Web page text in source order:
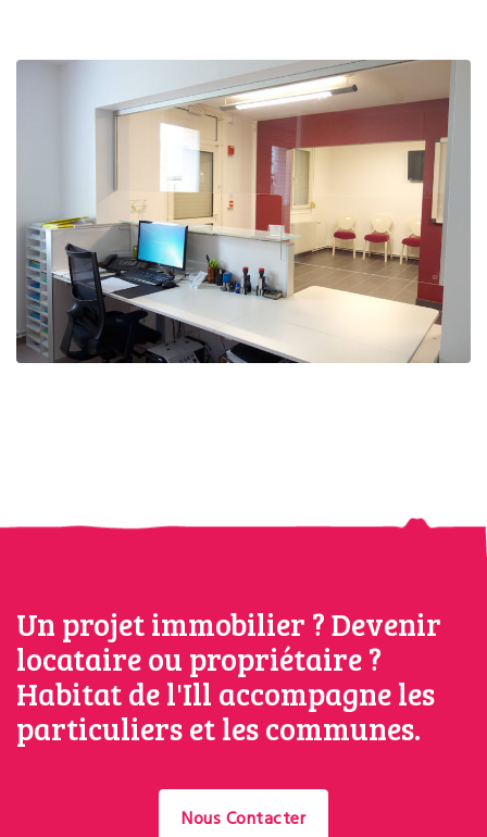
Un projet immobilier ? Devenir
locataire ou propriétaire ?
Habitat de l'Ill accompagne les
particuliers et les communes.
Nous Contacter